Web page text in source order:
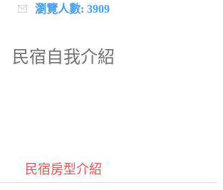
瀏覽人數: 3909
民宿自我介紹
民宿房型介紹